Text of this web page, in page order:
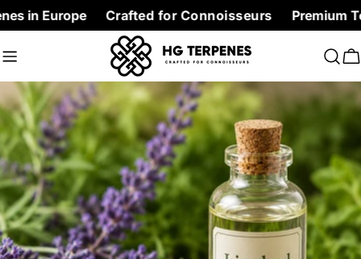
Skip
to
content
Crafted for Connoisseurs Premium Terpenes